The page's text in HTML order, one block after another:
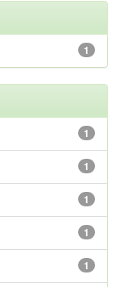
1
1
1
1
1
1